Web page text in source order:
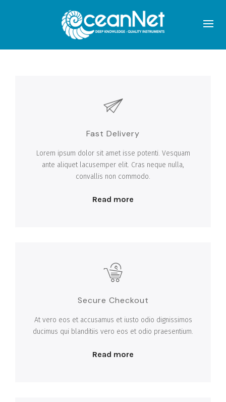
Fast Delivery
Lorem ipsum dolor sit amet isse potenti. Vesquam
ante aliquet lacusemper elit. Cras neque nulla,
convallis non commodo.
Read more
Secure Checkout
At vero eos et accusamus et iusto odio dignissimos
ducimus qui blanditiis vero eos et odio praesentium.
Read more